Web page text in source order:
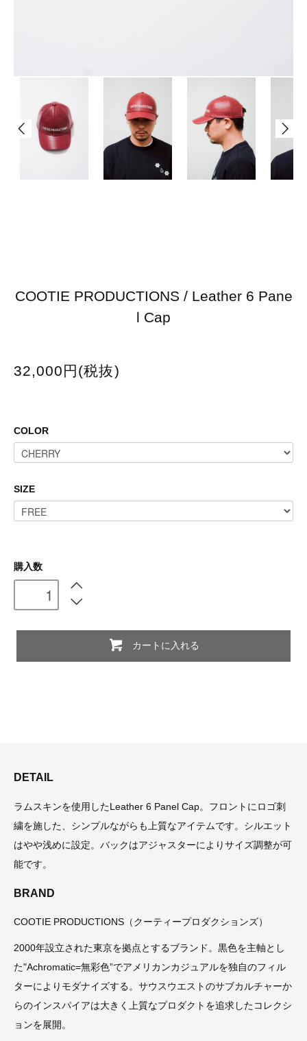
COOTIE PRODUCTIONS / Leather 6 Pane
l Cap
32,000円(税抜)
COLOR
SIZE
購入数
カートに入れる
DETAIL
ラムスキンを使用したLeather 6 Panel Cap。フロントにロゴ刺
繍を施した、シンプルながらも上質なアイテムです。シルエット
はやや浅めに設定。バックはアジャスターによりサイズ調整が可
能です。
BRAND
COOTIE PRODUCTIONS（クーティープロダクションズ）
2000年設立された東京を拠点とするブランド。黒色を主軸とし
た"Achromatic=無彩色”でアメリカンカジュアルを独自のフィル
ターによりモダナイズする。サウスウエストのサブカルチャーか
らのインスパイアは大きく上質なプロダクトを追求したコレクシ
ョンを展開。